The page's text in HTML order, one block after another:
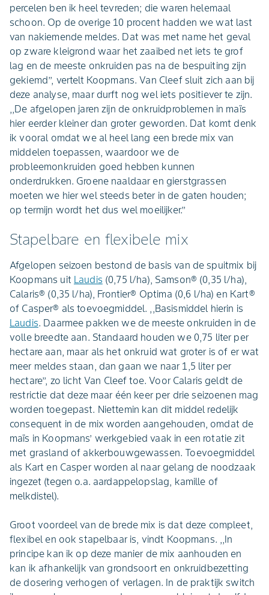
percelen ben ik heel tevreden; die waren helemaal
schoon. Op de overige 10 procent hadden we wat last
van nakiemende meldes. Dat was met name het geval
op zware kleigrond waar het zaaibed net iets te grof
lag en de meeste onkruiden pas na de bespuiting zijn
gekiemd’’, vertelt Koopmans. Van Cleef sluit zich aan bij
deze analyse, maar durft nog wel iets positiever te zijn.
,,De afgelopen jaren zijn de onkruidproblemen in maïs
hier eerder kleiner dan groter geworden. Dat komt denk
ik vooral omdat we al heel lang een brede mix van
middelen toepassen, waardoor we de
probleemonkruiden goed hebben kunnen
onderdrukken. Groene naaldaar en gierstgrassen
moeten we hier wel steeds beter in de gaten houden;
op termijn wordt het dus wel moeilijker.’’
Stapelbare en flexibele mix
Afgelopen seizoen bestond de basis van de spuitmix bij
Koopmans uit Laudis (0,75 l/ha), Samson® (0,35 l/ha),
Calaris® (0,35 l/ha), Frontier® Optima (0,6 l/ha) en Kart®
of Casper® als toevoegmiddel. ,,Basismiddel hierin is
Laudis. Daarmee pakken we de meeste onkruiden in de
volle breedte aan. Standaard houden we 0,75 liter per
hectare aan, maar als het onkruid wat groter is of er wat
meer meldes staan, dan gaan we naar 1,5 liter per
hectare’’, zo licht Van Cleef toe. Voor Calaris geldt de
restrictie dat deze maar één keer per drie seizoenen mag
worden toegepast. Niettemin kan dit middel redelijk
consequent in de mix worden aangehouden, omdat de
maïs in Koopmans’ werkgebied vaak in een rotatie zit
met grasland of akkerbouwgewassen. Toevoegmiddel
als Kart en Casper worden al naar gelang de noodzaak
ingezet (tegen o.a. aardappelopslag, kamille of
melkdistel).
Groot voordeel van de brede mix is dat deze compleet,
flexibel en ook stapelbaar is, vindt Koopmans. ,,In
principe kan ik op deze manier de mix aanhouden en
kan ik afhankelijk van grondsoort en onkruidbezetting
de dosering verhogen of verlagen. In de praktijk switch